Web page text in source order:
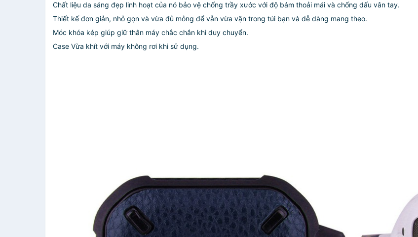
Chất liệu da sáng đẹp linh hoạt của nó bảo vệ chống trầy xước với độ bám thoải mái và chống dấu vân tay.
Thiết kế đơn giản, nhỏ gọn và vừa đủ mỏng để vẫn vừa vặn trong túi bạn và dễ dàng mang theo.
Móc khóa kép giúp giữ thân máy chắc chắn khi duy chuyển.
Case Vừa khít với máy không rơi khi sử dụng.